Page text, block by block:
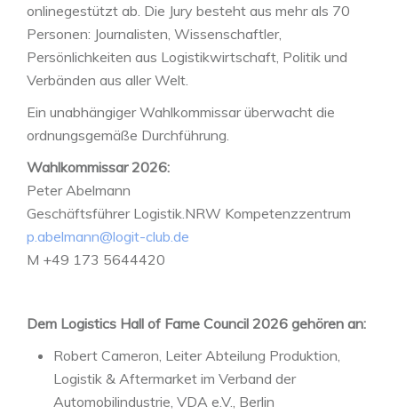
onlinegestützt ab. Die Jury besteht aus mehr als 70
Personen: Journalisten, Wissenschaftler,
Persönlichkeiten aus Logistikwirtschaft, Politik und
Verbänden aus aller Welt.
Ein unabhängiger Wahlkommissar überwacht die
ordnungsgemäße Durchführung.
Wahlkommissar 2026:
Peter Abelmann
Geschäftsführer Logistik.NRW Kompetenzzentrum
p.abelmann@logit-club.de
M +49 173 5644420
Dem Logistics Hall of Fame Council 2026 gehören an:
Robert Cameron, Leiter Abteilung Produktion,
Logistik & Aftermarket im Verband der
Automobilindustrie, VDA e.V., Berlin